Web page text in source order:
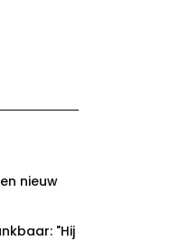
nieuw
"Hij